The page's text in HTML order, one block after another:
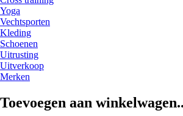
Yoga
Vechtsporten
Kleding
Schoenen
Uitrusting
Uitverkoop
Merken
Toevoegen aan